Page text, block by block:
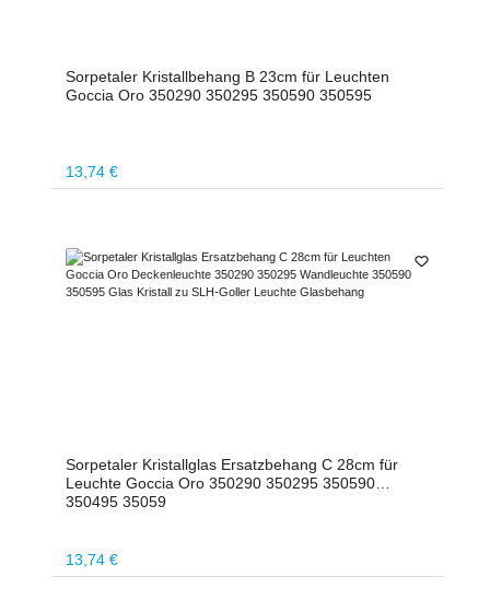
Sorpetaler Kristallbehang B 23cm für Leuchten
Goccia Oro 350290 350295 350590 350595
Regulärer Preis:
13,74 €
Sorpetaler Kristallglas Ersatzbehang C 28cm für
Leuchte Goccia Oro 350290 350295 350590
350495 35059
Regulärer Preis:
13,74 €